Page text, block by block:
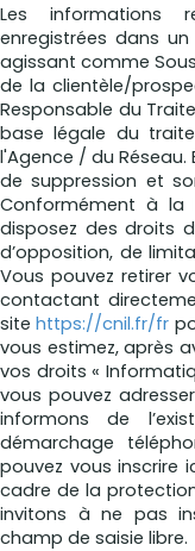
Les informations
enregistrées dans
agissant comme
de la clientèle/
Responsable du
base légale du
l'Agence / du
de suppression et
Conformément à la
disposez des droits
d’opposition, de
Vous pouvez retirer
contactant
sitehttps://cnil.fr/fr
vous estimez, après
vos droits «
vous pouvez
informons de
démarchage
pouvez vous inscrire
cadre de la
invitons à ne pas
champ de saisie libre.